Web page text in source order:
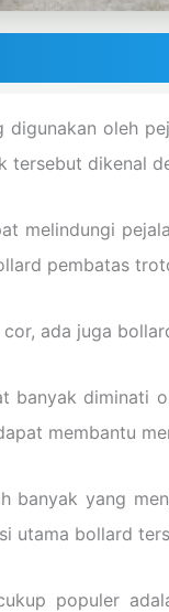
oleh
dikenal
melindungi
pembatas
ada juga
diminati
membantu
yang
utama bollard
populer